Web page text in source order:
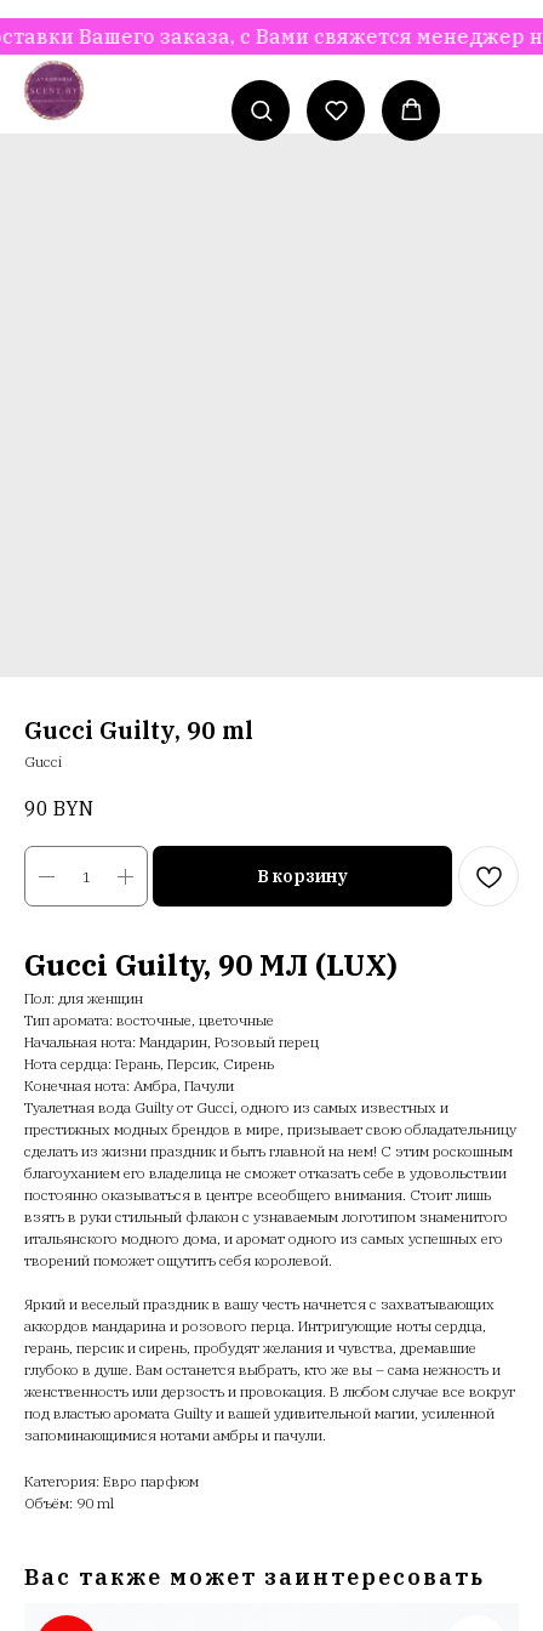
заказа, с Вами свяжется менеджер
Gucci Guilty, 90 ml
Gucci
90 BYN
В корзину
Gucci Guilty, 90 МЛ (LUX)
Пол: для женщин
Тип аромата: восточные, цветочные
Начальная нота: Мандарин, Розовый перец
Нота сердца: Герань, Персик, Сирень
Конечная нота: Амбра, Пачули
Туалетная вода Guilty от Gucci, одного из самых известных и
престижных модных брендов в мире, призывает свою обладательницу
сделать из жизни праздник и быть главной на нем! С этим роскошным
благоуханием его владелица не сможет отказать себе в удовольствии
постоянно оказываться в центре всеобщего внимания. Стоит лишь
взять в руки стильный флакон с узнаваемым логотипом знаменитого
итальянского модного дома, и аромат одного из самых успешных его
творений поможет ощутить себя королевой.
Яркий и веселый праздник в вашу честь начнется с захватывающих
аккордов мандарина и розового перца. Интригующие ноты сердца,
герань, персик и сирень, пробудят желания и чувства, дремавшие
глубоко в душе. Вам останется выбрать, кто же вы – сама нежность и
женственность или дерзость и провокация. В любом случае все вокруг
под властью аромата Guilty и вашей удивительной магии, усиленной
запоминающимися нотами амбры и пачули.
Категория: Евро парфюм
Объём: 90 ml
Вас также может заинтересовать